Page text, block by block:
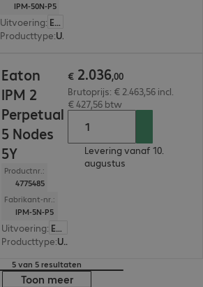
IPM-50N-P5
Uitvoering: Europa
Producttype: UPS management
Eaton
IPM 2
Perpetual
5 Nodes
5Y
Productnr.:
4775485
Fabrikant-nr.:
IPM-5N-P5
Uitvoering:
Europa
Producttype: UPS management
€ 2.036,00
Brutoprijs: € 2.463,56 incl.
€ 427,56 btw
Levering vanaf 10.
augustus
5 van 5 resultaten
Toon meer